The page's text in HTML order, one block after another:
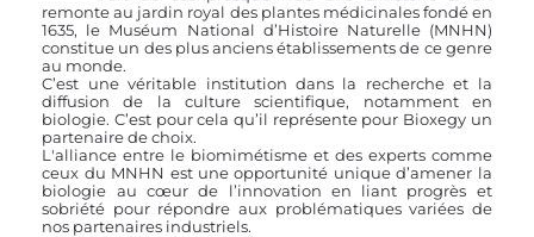
remonte au jardin royal des plantes médicinales fondé en
1635, le Muséum National d’Histoire Naturelle (MNHN)
constitue un des plus anciens établissements de ce genre
au monde.
C’est une véritable institution dans la recherche et la
diffusion de la culture scientifique, notamment en
biologie. C’est pour cela qu’il représente pour Bioxegy un
partenaire de choix.
L'alliance entre le biomimétisme et des experts comme
ceux du MNHN est une opportunité unique d’amener la
biologie au cœur de l’innovation en liant progrès et
sobriété pour répondre aux problématiques variées de
nos partenaires industriels.